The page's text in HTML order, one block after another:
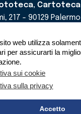
web utilizza
per assicurarti la
sui cookie
sulla privacy
Accetto
Cartoteca
217 - 90129 Palermo
dei Beni
Dipartimento dei Beni